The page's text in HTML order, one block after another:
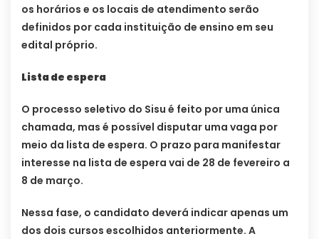
os horários e os locais de atendimento serão
definidos por cada instituição de ensino em seu
edital próprio.
Lista de espera
O processo seletivo do Sisu é feito por uma única
chamada, mas é possível disputar uma vaga por
meio da lista de espera. O prazo para manifestar
interesse na lista de espera vai de 28 de fevereiro a
8 de março.
Nessa fase, o candidato deverá indicar apenas um
dos dois cursos escolhidos anteriormente. A